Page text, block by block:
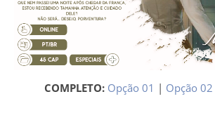
COMPLETO: Opção 01 | Opção 02